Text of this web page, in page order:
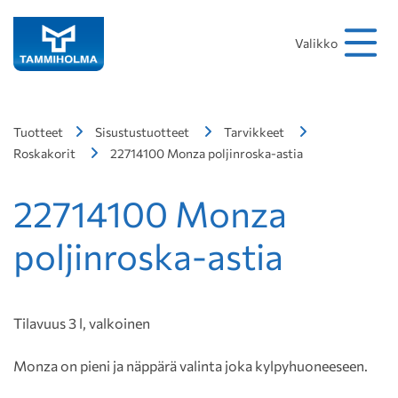
Valikko
Tuotteet Sisustustuotteet
Tarvikkeet
Roskakorit
22714100 Monza poljinroska-astia
22714100 Monza
poljinroska-astia
Tilavuus 3 l, valkoinen
Monza on pieni ja näppärä valinta joka kylpyhuoneeseen.